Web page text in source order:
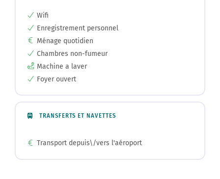
Wifi
Enregistrement personnel
Ménage quotidien
Chambres non-fumeur
Machine a laver
Foyer ouvert
TRANSFERTS ET NAVETTES
Transport depuis\/vers l'aéroport